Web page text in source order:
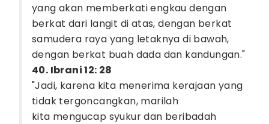
yang akan memberkati engkau dengan
berkat dari langit di atas, dengan berkat
samudera raya yang letaknya di bawah,
dengan berkat buah dada dan kandungan."
40. Ibrani 12: 28
"Jadi, karena kita menerima kerajaan yang
tidak tergoncangkan, marilah
kita mengucap syukur dan beribadah